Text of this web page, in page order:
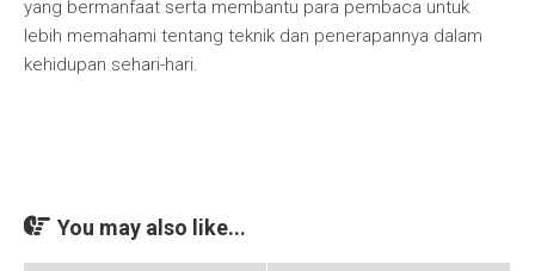
yang bermanfaat serta membantu para pembaca untuk
lebih memahami tentang teknik dan penerapannya dalam
kehidupan sehari-hari.
You may also like...